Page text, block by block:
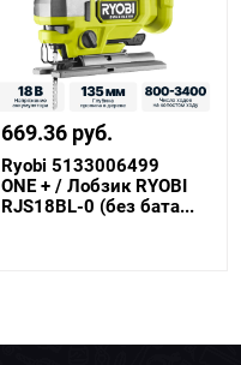
669.36 руб.
Ryobi 5133006499
ONE + / Лобзик RYOBI
RJS18BL-0 (без бата...